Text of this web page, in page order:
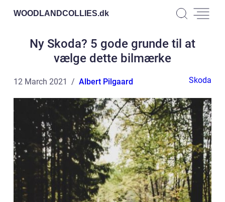
WOODLANDCOLLIES.dk
Ny Skoda? 5 gode grunde til at
vælge dette bilmærke
12 March 2021 Albert Pilgaard Skoda